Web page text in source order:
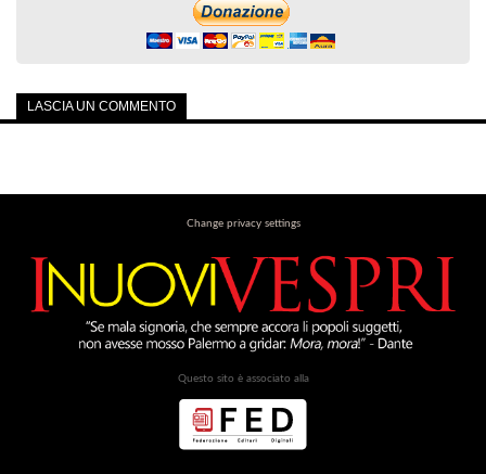
LASCIA UN COMMENTO
Change privacy settings
Questo sito è associato alla